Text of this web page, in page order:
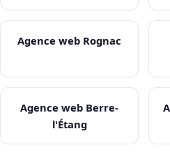
Agence web Rognac
Agence web Berre-
l'Étang